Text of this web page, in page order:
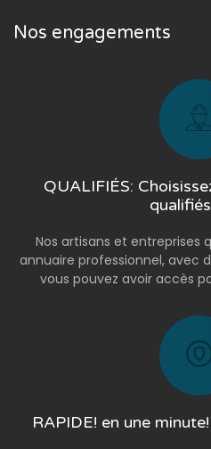
Nos engagements
QUALIFIÉS:
Nos artisans et entreprises
annuaire professionnel, avec
vous pouvez avoir accès
RAPIDE! en une